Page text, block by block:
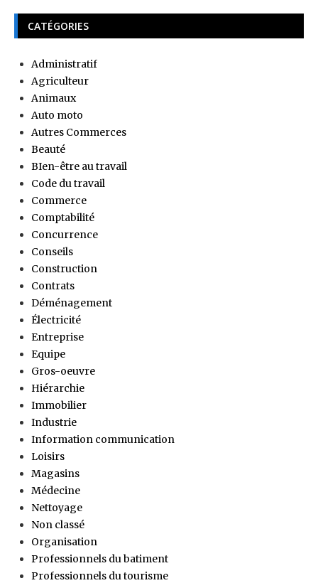
CATÉGORIES
Administratif
Agriculteur
Animaux
Auto moto
Autres Commerces
Beauté
BIen-être au travail
Code du travail
Commerce
Comptabilité
Concurrence
Conseils
Construction
Contrats
Déménagement
Électricité
Entreprise
Equipe
Gros-oeuvre
Hiérarchie
Immobilier
Industrie
Information communication
Loisirs
Magasins
Médecine
Nettoyage
Non classé
Organisation
Professionnels du batiment
Professionnels du tourisme